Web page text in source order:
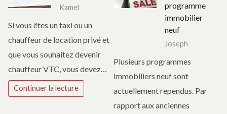
Kamel
Si vous êtes un taxi ou un
chauffeur de location privé et
que vous souhaitez devenir
chauffeur VTC, vous devez…
Continuer la lecture
programme
immobilier
neuf
Joseph
Plusieurs programmes
immobiliers neuf sont
actuellement rependus. Par
rapport aux anciennes